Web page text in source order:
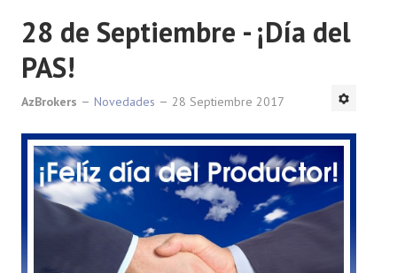
28 de Septiembre - ¡Día del
PAS!
AzBrokers Novedades 28 Septiembre 2017